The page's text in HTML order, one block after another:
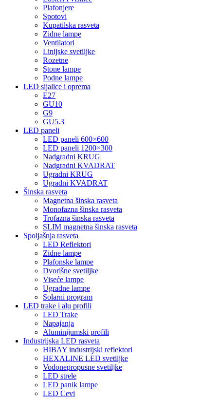
Plafonjere
Spotovi
Kupatilska rasveta
Zidne lampe
Ventilatori
Linijske svetiljke
Rozetne
Stone lampe
Podne lampe
LED sijalice i oprema
E27
GU10
G9
GU5.3
LED paneli
LED paneli 600×600
LED paneli 1200×300
Nadgradni KRUG
Nadgradni KVADRAT
Ugradni KRUG
Ugradni KVADRAT
Šinska rasveta
Magnetna šinska rasveta
Monofazna šinska rasveta
Trofazna šinska rasveta
SLIM magnetna šinska rasveta
Spoljašnja rasveta
LED Reflektori
Zidne lampe
Plafonske lampe
Dvorišne svetiljke
Viseće lampe
Ugradne lampe
Solarni program
LED trake i alu profili
LED Trake
Napajanja
Aluminijumski profili
Industrijska LED rasveta
HIBAY industrijski reflektori
HEXALINE LED svetiljke
Vodonepropusne svetiljke
LED strele
LED panik lampe
LED Cevi